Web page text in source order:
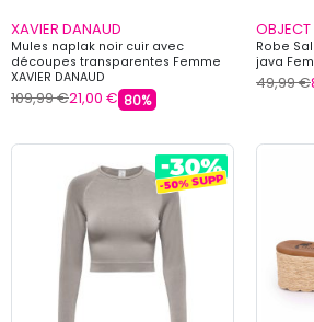
XAVIER DANAUD
Mules naplak noir cuir avec
découpes transparentes Femme
XAVIER DANAUD
109,99 €21,00 € 80%
OBJECT
Robe
java
49,99 €